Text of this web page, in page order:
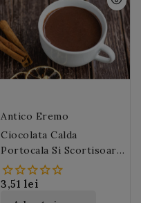
in fiecare zi!
se fierbe la steamer.
Antico Eremo
Ciocolata Calda
Portocala Si Scortisoara
Antico Eremo
3,51 lei